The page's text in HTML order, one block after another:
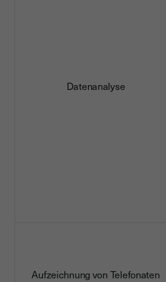
Datenanalyse
Aufzeichnung von Telefonaten